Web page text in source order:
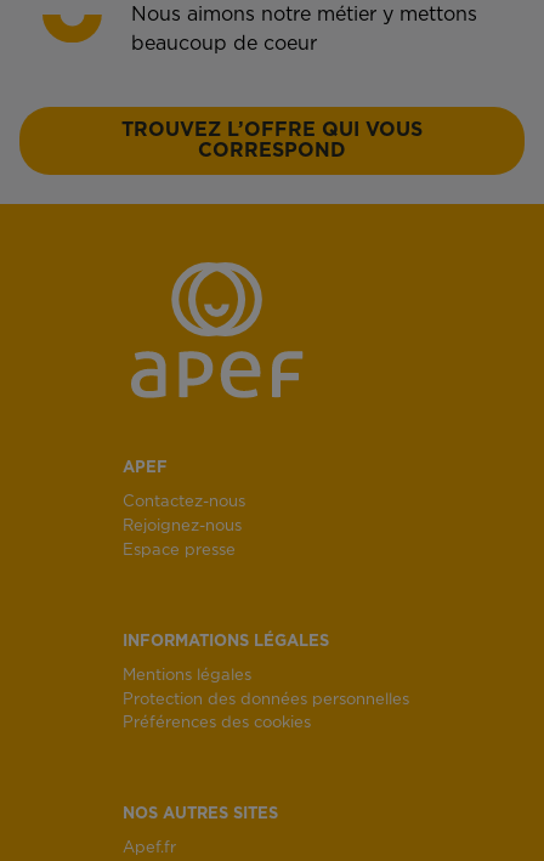
Nous aimons notre métier y mettons
beaucoup de coeur
TROUVEZ L’OFFRE QUI VOUS
CORRESPOND
APEF
Contactez-nous
Rejoignez-nous
Espace presse
INFORMATIONS LÉGALES
Mentions légales
Protection des données personnelles
Préférences des cookies
NOS AUTRES SITES
Apef.fr